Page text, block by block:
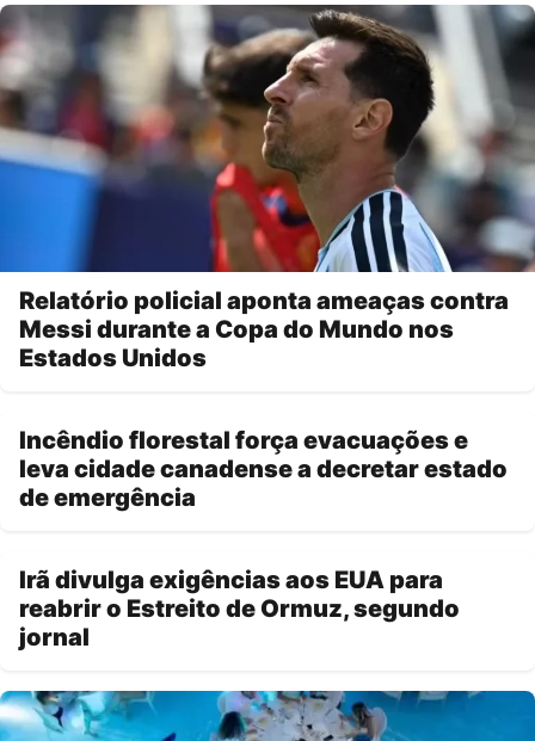
Relatório policial aponta ameaças contra
Messi durante a Copa do Mundo nos
Estados Unidos
Incêndio florestal força evacuações e
leva cidade canadense a decretar estado
de emergência
Irã divulga exigências aos EUA para
reabrir o Estreito de Ormuz, segundo
jornal